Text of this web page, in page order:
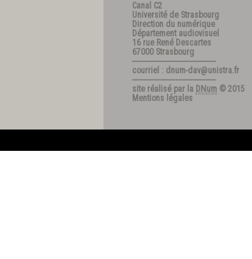
Canal C2
Université de Strasbourg
Direction du numérique
Département audiovisuel
16 rue René Descartes
67000 Strasbourg
---------------------------------------
courriel : dnum-dav@unistra.fr
---------------------------------------
site réalisé par la DNum © 2015
Mentions légales